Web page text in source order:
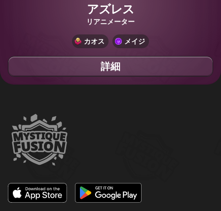
アズレス
リアニメーター
カオス メイジ
詳細